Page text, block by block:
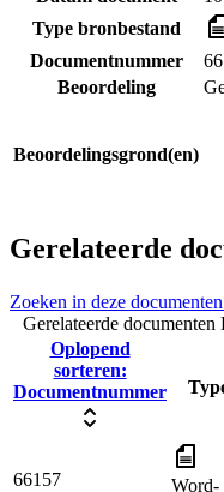
Type bronbestand
Documentnummer
Beoordeling
Beoordelingsgrond(en)
Gerelateerde
Zoeken in deze documenten
Gerelateerde documenten
Oplopend
sorteren:
Documentnummer
66157
Word-